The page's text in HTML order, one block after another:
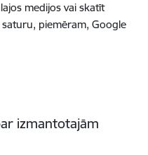
medijos vai skatīt
piemēram, Google
izmantotajām